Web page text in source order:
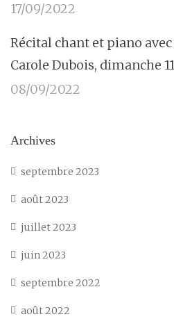
17/09/2022
Récital chant et piano
Carole Dubois, dimanche
08/09/2022
Archives
septembre 2023
août 2023
juillet 2023
juin 2023
septembre 2022
août 2022